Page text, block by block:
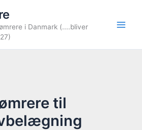
i Danmark (....bliver
til